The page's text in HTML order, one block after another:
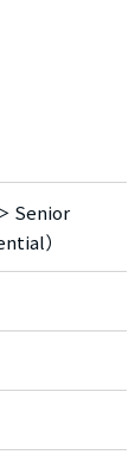
Senior
）